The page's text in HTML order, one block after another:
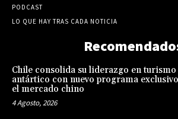
PODCAST
LO QUE HAY TRAS CADA NOTICIA
Chile consolida su liderazgo en turismo
antártico con nuevo programa
el mercado chino
4 Agosto, 2026